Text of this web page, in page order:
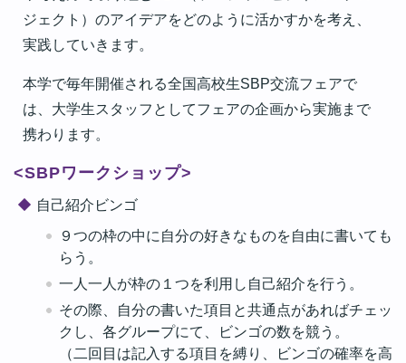
ジェクト）のアイデアをどのように活かすかを考え、
実践していきます。
本学で毎年開催される全国高校生SBP交流フェアで
は、大学生スタッフとしてフェアの企画から実施まで
携わります。
<SBPワークショップ>
自己紹介ビンゴ
９つの枠の中に自分の好きなものを自由に書いても
らう。
一人一人が枠の１つを利用し自己紹介を行う。
その際、自分の書いた項目と共通点があればチェッ
クし、各グループにて、ビンゴの数を競う。
（二回目は記入する項目を縛り、ビンゴの確率を高